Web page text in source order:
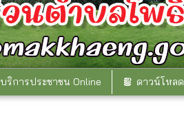
บริการประชาชน Online ดาวน์โหลด